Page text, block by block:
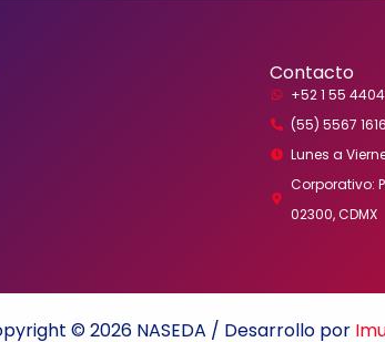
Contacto
+52 1 55 4404
(55) 5567 1616
Lunes a
Corporativo:
02300, CDMX
© 2026 NASEDA / Desarrollo por